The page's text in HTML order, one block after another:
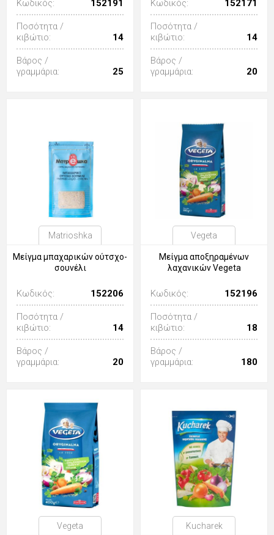
Κωδικός: 152191
Ποσότητα /
κιβώτιο:
14
Βάρος /
γραμμάρια:
25
Κωδικός: 152171
Ποσότητα /
κιβώτιο:
14
Βάρος /
γραμμάρια:
20
Matrioshka
Μείγμα μπαχαρικών ούτσχο-
σουνέλι
Κωδικός: 152206
Ποσότητα /
κιβώτιο:
14
Βάρος /
γραμμάρια:
20
Vegeta
Μείγμα αποξηραμένων
λαχανικών Vegeta
Κωδικός: 152196
Ποσότητα /
κιβώτιο:
18
Βάρος /
γραμμάρια:
180
Vegeta Kucharek